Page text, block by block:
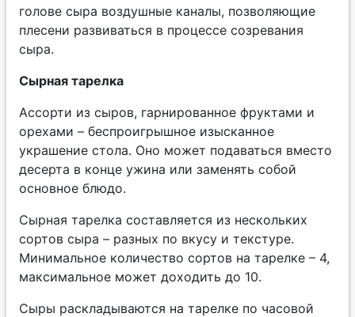
голове сыра воздушные каналы, позволяющие
плесени развиваться в процессе созревания
сыра.
Сырная тарелка
Ассорти из сыров, гарнированное фруктами и
орехами – беспроигрышное изысканное
украшение стола. Оно может подаваться вместо
десерта в конце ужина или заменять собой
основное блюдо.
Сырная тарелка составляется из нескольких
сортов сыра – разных по вкусу и текстуре.
Минимальное количество сортов на тарелке – 4,
максимальное может доходить до 10.
Сыры раскладываются на тарелке по часовой